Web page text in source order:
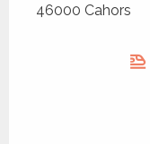
46000 Cahors